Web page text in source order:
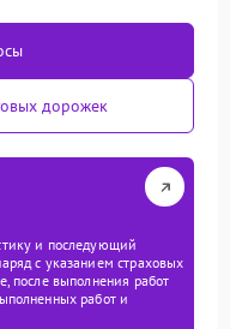
дорожек
и последующий
с указанием страховых
после выполнения работ
работ и